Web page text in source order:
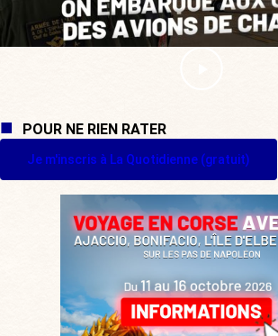
POUR NE RIEN RATER
Je m'inscris à La Quotidienne (gratuit)